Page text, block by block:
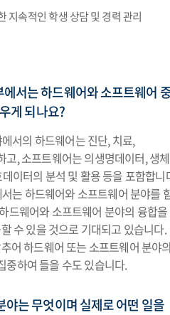
지속적인 학생 상담 및 경력 관리
서는 하드웨어와 소프트웨어
게 되나요?
서의 하드웨어는 진단, 치료,
고, 소프트웨어는 의생명데이터, 생체
이터의 분석 및 활용 등을 포함합니
는 하드웨어와 소프트웨어 분야를
드웨어와 소프트웨어 분야의 융합을
수 있을 것으로 기대되고 있습니다.
어 하드웨어 또는 소프트웨어 분야
중하여 들을 수도 있습니다.
야는 무엇이며 실제로 어떤 일을